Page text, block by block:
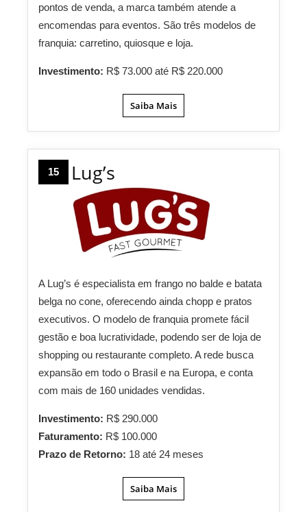
pontos de venda, a marca também atende a
encomendas para eventos. São três modelos de
franquia: carretino, quiosque e loja.
Investimento: R$ 73.000 até R$ 220.000
Saiba Mais
15 Lug’s
A Lug’s é especialista em frango no balde e batata
belga no cone, oferecendo ainda chopp e pratos
executivos. O modelo de franquia promete fácil
gestão e boa lucratividade, podendo ser de loja de
shopping ou restaurante completo. A rede busca
expansão em todo o Brasil e na Europa, e conta
com mais de 160 unidades vendidas.
Investimento: R$ 290.000
Faturamento: R$ 100.000
Prazo de Retorno: 18 até 24 meses
Saiba Mais